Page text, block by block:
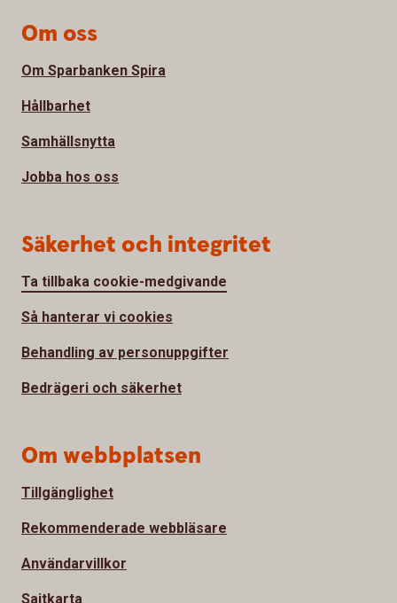
Om oss
Om Sparbanken Spira
Hållbarhet
Samhällsnytta
Jobba hos oss
Säkerhet och integritet
Ta tillbaka cookie-medgivande
Så hanterar vi cookies
Behandling av personuppgifter
Bedrägeri och säkerhet
Om webbplatsen
Tillgänglighet
Rekommenderade webbläsare
Användarvillkor
Sajtkarta